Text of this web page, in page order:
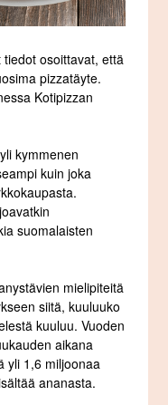
osoittavat, että
pizzatäyte.
Kotipizzan
kymmenen
kuin joka
suomalaisten
mielipiteitä
siitä, kuuluuko
kuuluu. Vuoden
aikana
yli 1,6 miljoonaa
ananasta.